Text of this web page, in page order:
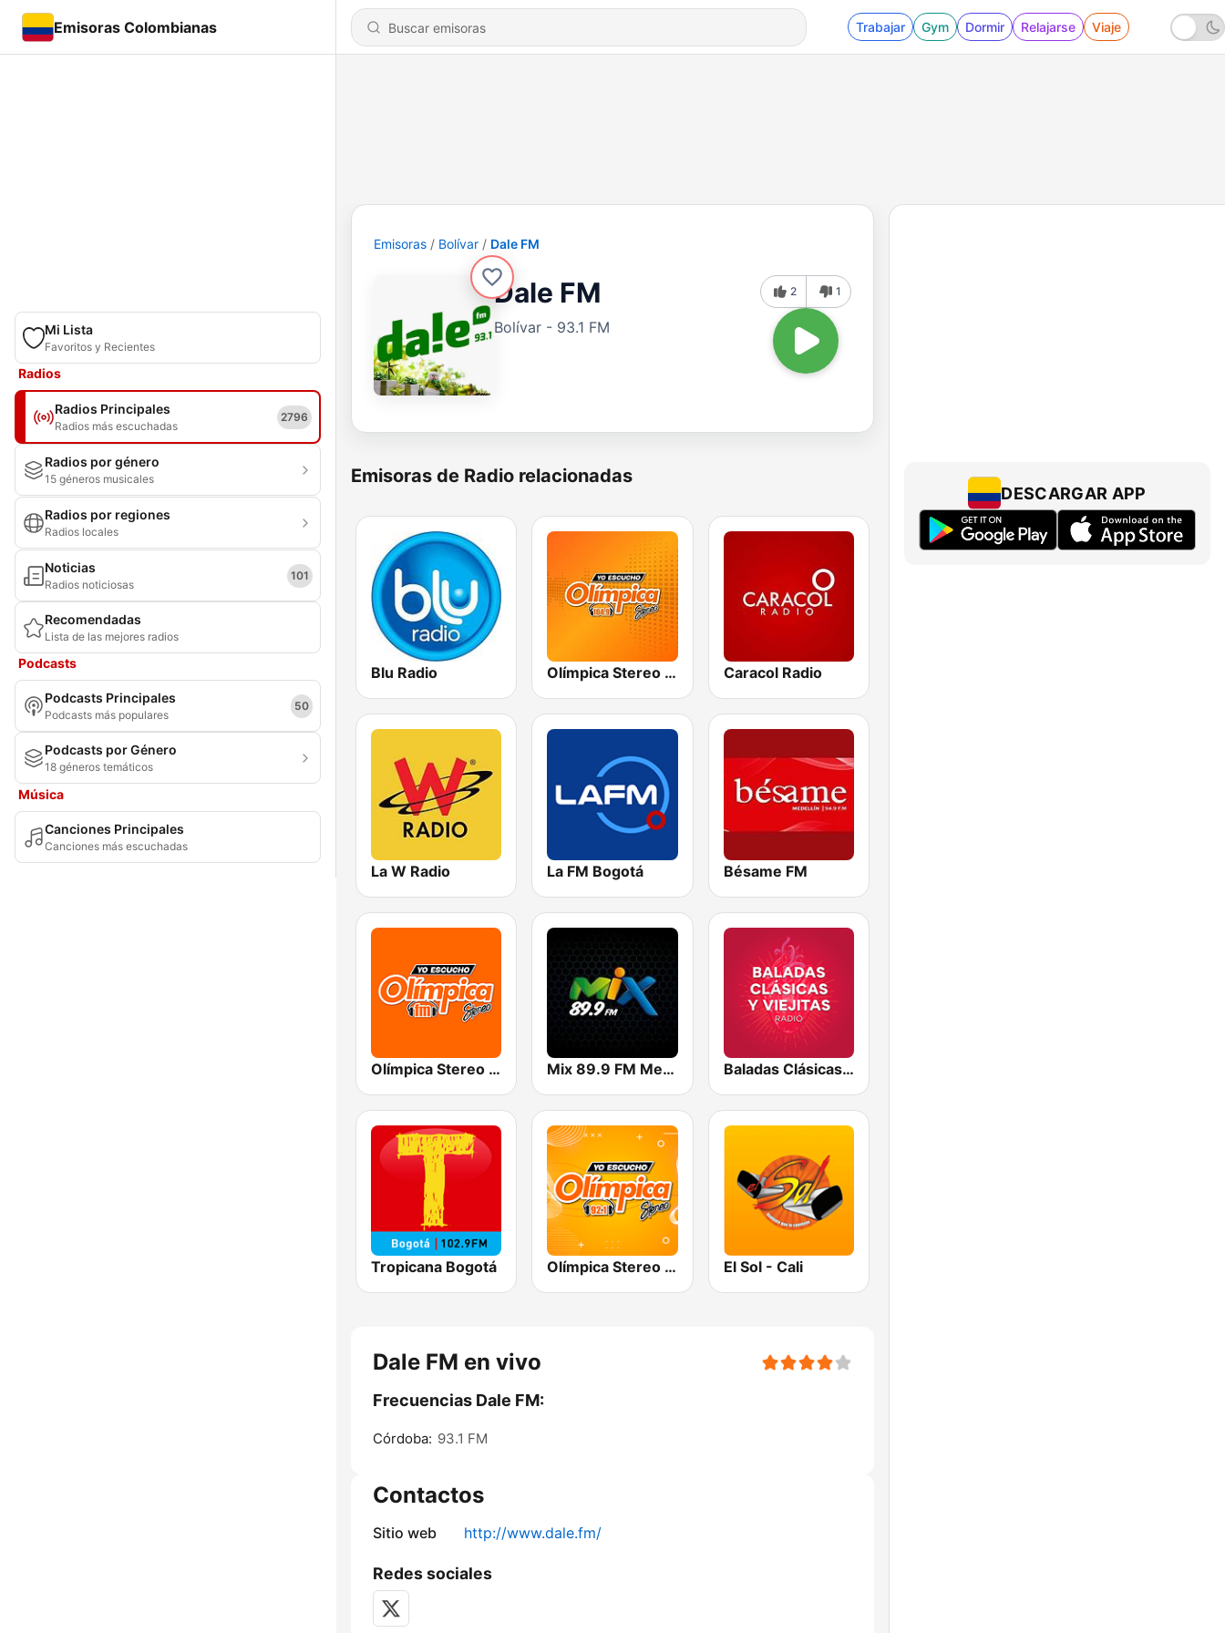
Emisoras Colombianas Trabajar Gym Dormir Relajarse Viaje
Mi Lista
Favoritos y Recientes
Radios
Radios Principales
Radios más escuchadas
2796
Radios por género
15 géneros musicales
Radios por regiones
Radios locales
Noticias
Radios noticiosas
101
Recomendadas
Lista de las mejores radios
Podcasts
Podcasts Principales
Podcasts más populares
50
Podcasts por Género
18 géneros temáticos
Música
Canciones Principales
Canciones más escuchadas
Emisoras Bolívar Dale FM
Dale FM
Bolívar - 93.1 FM
2 1
Emisoras de Radio relacionadas
Blu Radio Olímpica Stereo - Medellín 104.9 FM Caracol Radio
La W Radio La FM Bogotá Bésame FM
Olímpica Stereo Cali 104.5 FM Mix 89.9 FM Medellin Baladas Clásicas y Viejitas Radio
Tropicana Bogotá Olímpica Stereo Barranquilla 92.1 FM El Sol - Cali
Dale FM en vivo
Frecuencias Dale FM:
Córdoba: 93.1 FM
Contactos
Sitio web http://www.dale.fm/
Redes sociales
DESCARGAR APP